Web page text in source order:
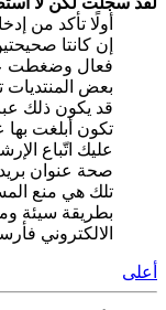
أولًا تأكد من
بعض المنتديات
قد يكون ذلك
تكون أبلغت بها
عليك اتّباع
صحة عنوان
تلك هي منع
بطريقة سيئة
الالكتروني
أعلى